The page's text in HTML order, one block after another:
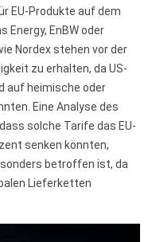
EU-Produkte auf dem
Energy, EnBW oder
Nordex stehen vor der
zu erhalten, da US-
auf heimische oder
Eine Analyse des
solche Tarife das EU-
senken könnten,
betroffen ist, da
Lieferketten